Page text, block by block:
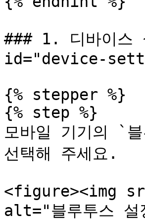
### 1️. 디바이
id="device-
{% stepper %}
{% step %}
모바일 기기의 `
선택해 주세요.
<figure><img
alt="블루투스